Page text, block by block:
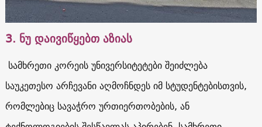
3. ნუ დაივიწყებთ აზიას
სამხრეთი კორეის უნივერსიტეტები შეიძლება
საუკეთესო არჩევანი აღმოჩნდეს იმ სტუდენტებისთვის,
რომლებიც სავაჭრო ურთიერთობების, ან